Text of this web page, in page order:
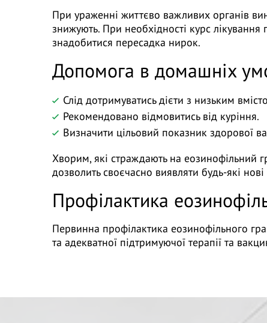
При ураженні життєво важливих органів
знижують. При необхідності курс
знадобитися пересадка нирок.
Допомога в домашніх
Слід дотримуватись дієти з низьким
Рекомендовано відмовитись від куріння.
Визначити цільовий показник здорової
Хворим, які страждають на еозинофільний
дозволить своєчасно виявляти будь-які
Профілактика
Первинна профілактика еозинофільного
та адекватної підтримуючої терапії та